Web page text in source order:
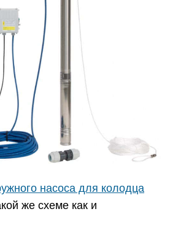
насоса для колодца
же схеме как и